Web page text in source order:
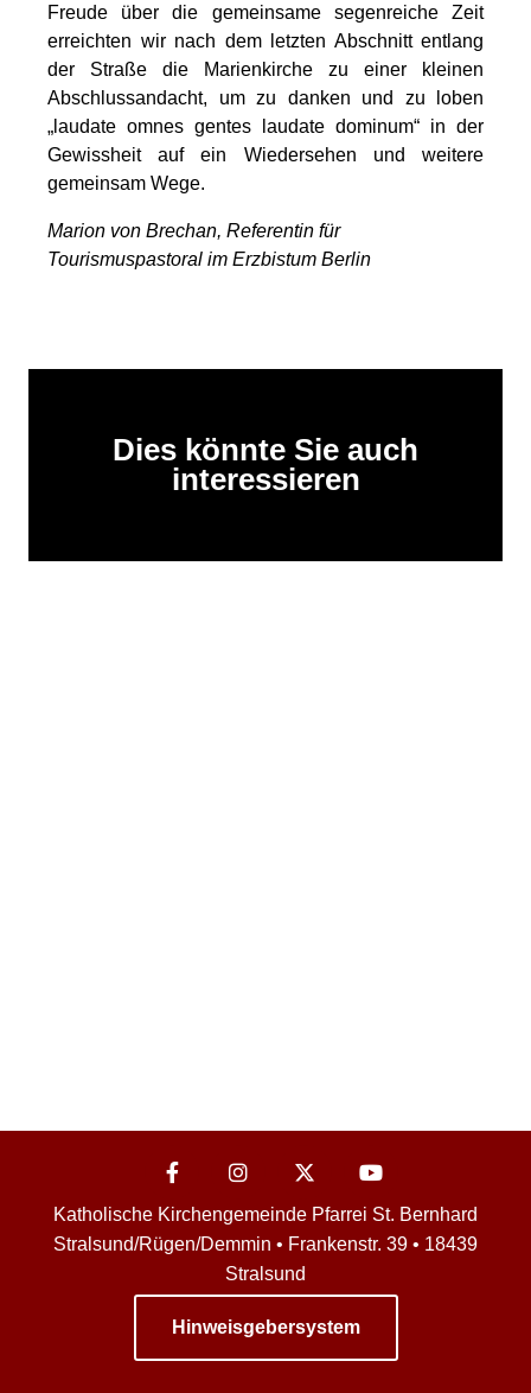
Freude über die gemeinsame segenreiche Zeit
erreichten wir nach dem letzten Abschnitt entlang
der Straße die Marienkirche zu einer kleinen
Abschlussandacht, um zu danken und zu loben
„laudate omnes gentes laudate dominum“ in der
Gewissheit auf ein Wiedersehen und weitere
gemeinsam Wege.
Marion von Brechan, Referentin für
Tourismuspastoral im Erzbistum Berlin
Dies könnte Sie auch
interessieren
Katholische Kirchengemeinde Pfarrei St. Bernhard
Stralsund/Rügen/Demmin • Frankenstr. 39 • 18439
Stralsund
Hinweisgebersystem